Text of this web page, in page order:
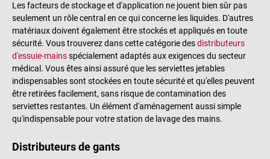
Les facteurs de stockage et d'application ne jouent bien sûr pas
seulement un rôle central en ce qui concerne les liquides. D'autres
matériaux doivent également être stockés et appliqués en toute
sécurité. Vous trouverez dans cette catégorie desdistributeurs
d'essuie-mainsspécialement adaptés aux exigences du secteur
médical. Vous êtes ainsi assuré que les serviettes jetables
indispensables sont stockées en toute sécurité et qu'elles peuvent
être retirées facilement, sans risque de contamination des
serviettes restantes. Un élément d'aménagement aussi simple
qu'indispensable pour votre station de lavage des mains.
Distributeurs de gants